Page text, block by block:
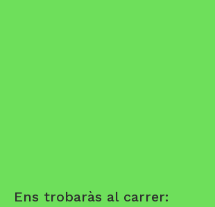
Ens trobaràs al carrer: